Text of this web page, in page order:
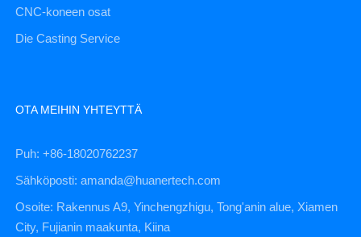
CNC-koneen osat
Die Casting Service
OTA MEIHIN YHTEYTTÄ
Puh: +86-18020762237
Sähköposti: amanda@huanertech.com
Osoite: Rakennus A9, Yinchengzhigu, Tong'anin alue, Xiamen
City, Fujianin maakunta, Kiina